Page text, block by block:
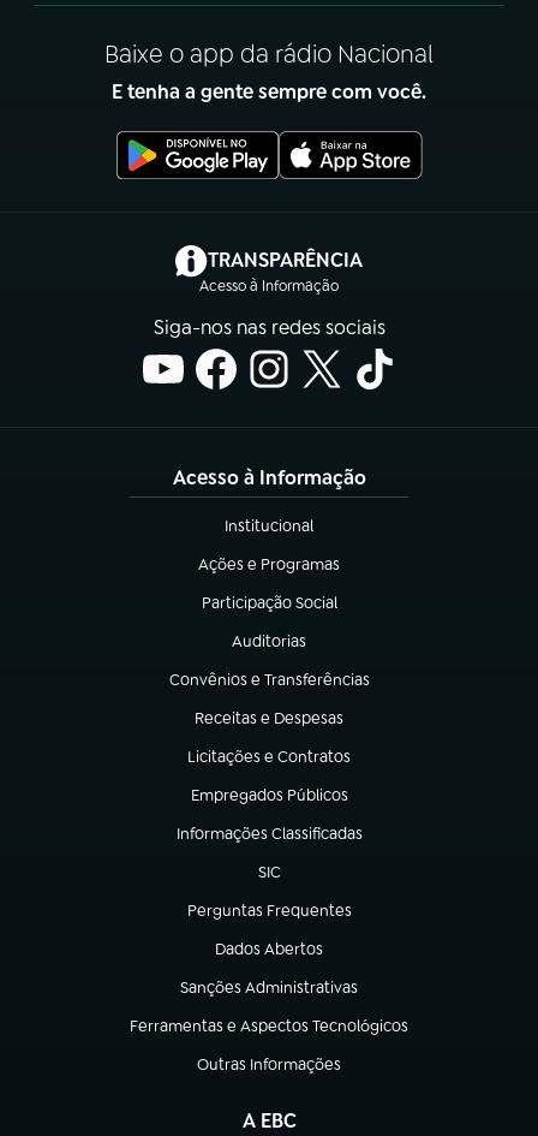
Baixe o app da rádio Nacional
E tenha a gente sempre com você.
TRANSPARÊNCIA
Acesso à Informação
(abre em nova aba)
Siga-nos nas redes sociais
Acesso à Informação
Institucional
(abre em nova aba)
Ações e Programas
(abre em nova aba)
Participação Social
(abre em nova aba)
Auditorias
(abre em nova aba)
Convênios e Transferências
(abre em nova aba)
Receitas e Despesas
(abre em nova aba)
Licitações e Contratos
(abre em nova aba)
Empregados Públicos
(abre em nova aba)
Informações Classificadas
(abre em nova aba)
SIC
(abre em nova aba)
Perguntas Frequentes
(abre em nova aba)
Dados Abertos
(abre em nova aba)
Sanções Administrativas
(abre em nova aba)
Ferramentas e Aspectos Tecnológicos
(abre em nova aba)
Outras Informações
(abre em nova aba)
A EBC